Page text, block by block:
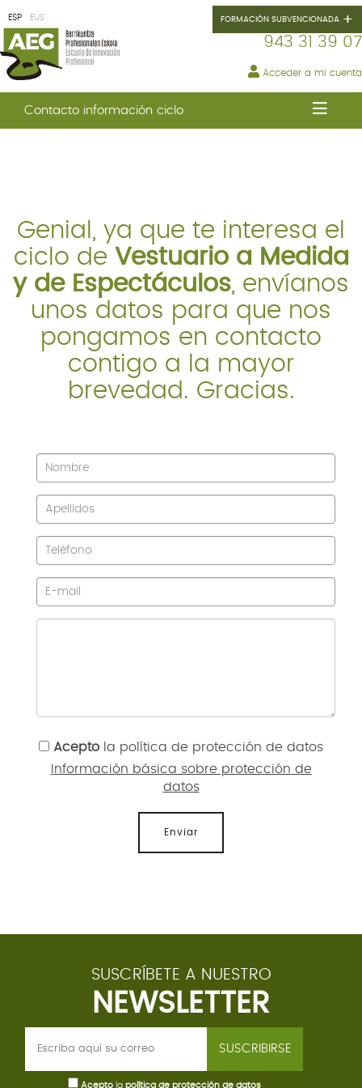
ESP EUS FORMACIÓN SUBVENCIONADA +
943 31 39 07
Acceder a mi cuenta
Contacto información ciclo
AEG
PROFESIONAL
CURSOS
SUBVENCIONADOS
ERASMUS+
BLOG
CONTACTO
Genial, ya que te interesa el
ciclo de Vestuario a Medida
y de Espectáculos , envíanos
unos datos para que nos
pongamos en contacto
contigo a la mayor
brevedad. Gracias.
Acepto la política de protección de datos
Información básica sobre protección de
datos
Enviar
SUSCRÍBETE A NUESTRO
NEWSLETTER
SUSCRIBIRSE
Aceptola política de protección de datos